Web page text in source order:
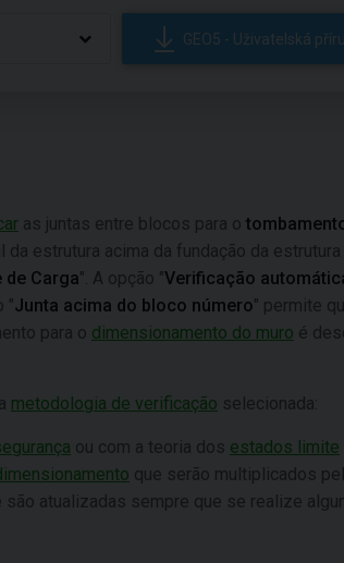
GEO5 - Uživatelská
as juntas entre blocos para o
estrutura acima da fundação da
de Carga". A opção "Verificação
"Junta acima do bloco número" permite
para o dimensionamento do muro é
metodologia de verificação selecionada:
ou com a teoria dos estados limite
que serão multiplicados
atualizadas sempre que se realize